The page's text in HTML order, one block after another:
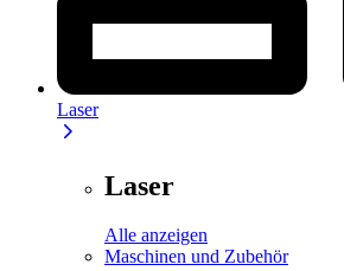
Laser
Laser
Alle anzeigen
Maschinen und Zubehör